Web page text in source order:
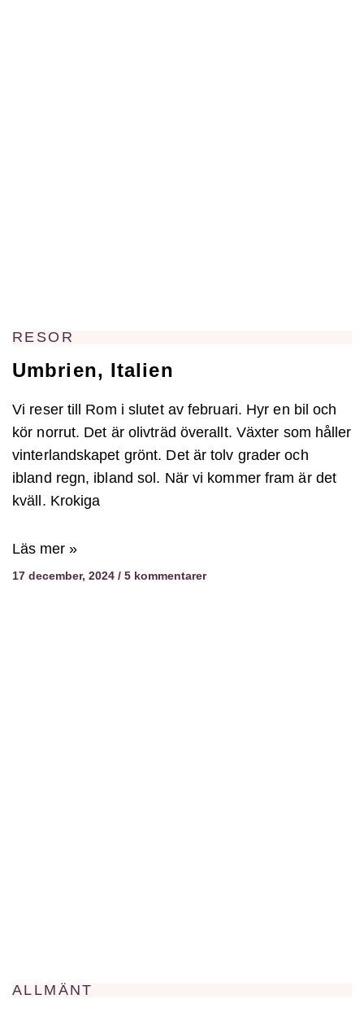
RESOR
Umbrien, Italien
Vi reser till Rom i slutet av februari. Hyr en bil och
kör norrut. Det är olivträd överallt. Växter som håller
vinterlandskapet grönt. Det är tolv grader och
ibland regn, ibland sol. När vi kommer fram är det
kväll. Krokiga
Läs mer »
17 december, 2024 5 kommentarer
ALLMÄNT